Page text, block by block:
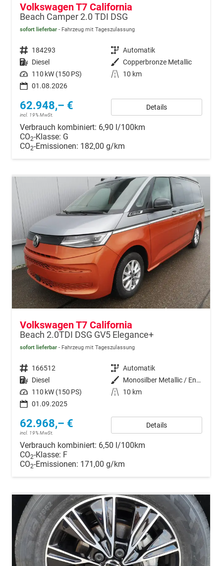
Volkswagen T7 California
Beach Camper 2.0 TDI DSG
sofort lieferbar Fahrzeug mit Tageszulassung
Fahrzeugnr. 184293 Getriebe Automatik
Kraftstoff Diesel Außenfarbe Copperbronze Metallic
Leistung 110 kW (150 PS) Kilometerstand
10 km
01.08.2026
62.948,– €
incl. 19% MwSt.
Details
Verbrauch kombiniert: 6,90 l/100km
CO2-Klasse: G
CO2-Emissionen: 182,00 g/km
Volkswagen T7 California
Beach 2.0TDI DSG GV5 Elegance+
sofort lieferbar Fahrzeug mit Tageszulassung
Fahrzeugnr. 166512 Getriebe Automatik
Kraftstoff Diesel Außenfarbe
Monosilber Metallic / Energeticorange Metallic
Leistung 110 kW (150 PS) Kilometerstand
10 km
01.09.2025
62.968,– €
incl. 19% MwSt.
Details
Verbrauch kombiniert: 6,50 l/100km
CO2-Klasse: F
CO2-Emissionen: 171,00 g/km